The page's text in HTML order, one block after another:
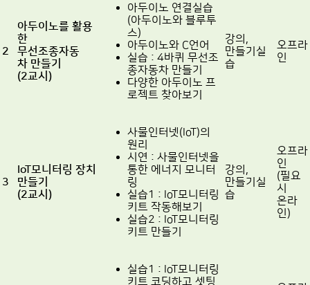
2
아두이노를 활용
한
무선조종자동
차 만들기
(2교시)
아두이노 연결실습
(아두이노와 블루투
스)
아두이노와 C언어
실습 : 4바퀴 무선조
종자동차 만들기
다양한 아두이노 프
로젝트 찾아보기
강의,
만들기실
습
오프라
인
3
IoT모니터링 장치
만들기
(2교시)
사물인터넷(IoT)의
원리
시연 : 사물인터넷을
통한 에너지 모니터
링
실습1 : IoT모니터링
키트 작동해보기
실습2 : IoT모니터링
키트 만들기
강의,
만들기실
습
오프라
인
(필요
시
온라
인)
실습1 : IoT모니터링
키트 코딩하고 셋팅